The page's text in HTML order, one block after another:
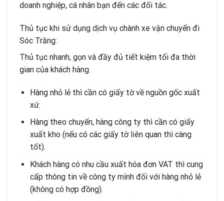
doanh nghiệp, cá nhân bạn đến các đối tác.
Thủ tục khi sử dụng dịch vụ chành xe vận chuyển đi
Sóc Trăng:
Thủ tục nhanh, gọn và đầy đủ tiết kiệm tối đa thời
gian của khách hàng.
Hàng nhỏ lẻ thì cần có giấy tờ về nguồn gốc xuất
xứ.
Hàng theo chuyến, hàng công ty thì cần có giấy
xuất kho (nếu có các giấy tờ liên quan thì càng
tốt).
Khách hàng có nhu cầu xuất hóa đơn VAT thì cung
cấp thông tin về công ty mình đối với hàng nhỏ lẻ
(không có hợp đồng).